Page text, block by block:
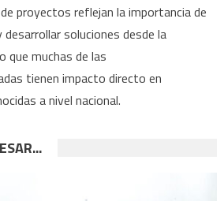
proyectos reflejan la importancia de
soluciones desde la
que muchas de las
tienen impacto directo en
a nivel nacional.